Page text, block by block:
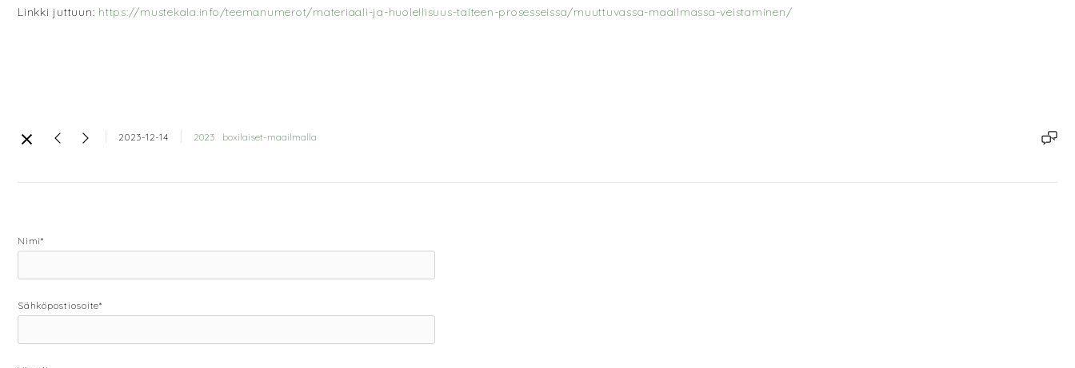
Linkki juttuun: https://mustekala.info/teemanumerot/materiaali-ja-huolellisuus-taiteen-prosesseissa/muuttuvassa-maailmassa-veistaminen/
2023-12-14 2023 boxilaiset-maailmalla
Nimi*
Sähköpostiosoite*